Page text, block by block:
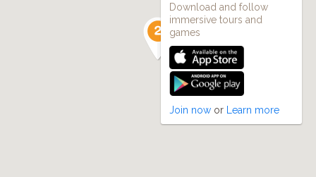
Download and follow
immersive tours and
games
Join now or Learn more